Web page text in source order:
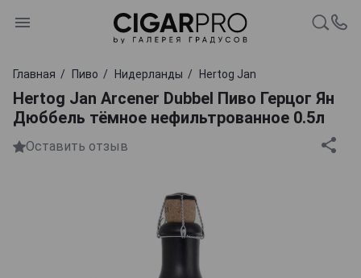
Главная Пиво Нидерланды Hertog Jan
Hertog Jan Arcener Dubbel Пиво Герцог Ян
Дюббель тёмное нефильтрованное 0.5л
Оставить отзыв